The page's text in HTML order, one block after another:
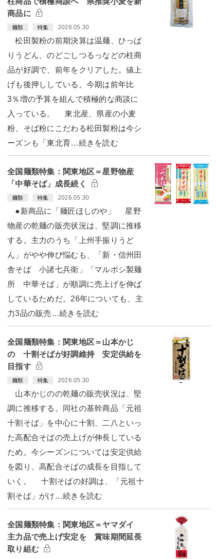
商品に
麺類 特集 2026.05.30
松田製粉の前期決算は温麺、ひっぱ
りうどん、のどごしつるっなどの柱商
品が好調で、前年をクリアした。値上
げも後押ししている。今期は前年比
3％増の予算を組んで積極的な商談に
入っている。 東北産、県産の小麦
粉、そば粉にこだわる松田製粉は今シ
ーズンも「東北育…続きを読む
全国麺類特集：関東地区＝星野物産
「中華そば」成長続く
麺類 特集 2026.05.30
●新商品に「麺匠ほしのや」 星野
物産の乾麺の販売状況は、堅調に推移
する。主力のうち「上州手振りうど
ん」がやや伸び悩むも、「新・信州田
舎そば 小諸七兵衛」「マルボシ製麺
所 中華そば」が順調に売上げを伸ば
しているためだ。26年についても、主
力3品の販売…続きを読む
全国麺類特集：関東地区＝山本かじ
の 十割そばが好調維持 安定供給を
目指す
麺類 特集 2026.05.30
山本かじのの乾麺の販売状況は、堅
調に推移する。同社の基幹商品「元祖
十割そば」を中心に十割、二八といっ
た高配合そばの売上げが伸長している
ため。今シーズンについては安定供給
を図り、高配合そばの成長を目指して
いく。 十割そばの好調は、「元祖十
割そば」がけ…続きを読む
全国麺類特集：関東地区＝ヤマダイ
主力品で売上げ安定を 賞味期間延長
取り組む